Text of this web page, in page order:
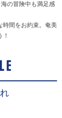
の冒険中も満足感
時間をお約束。奄美